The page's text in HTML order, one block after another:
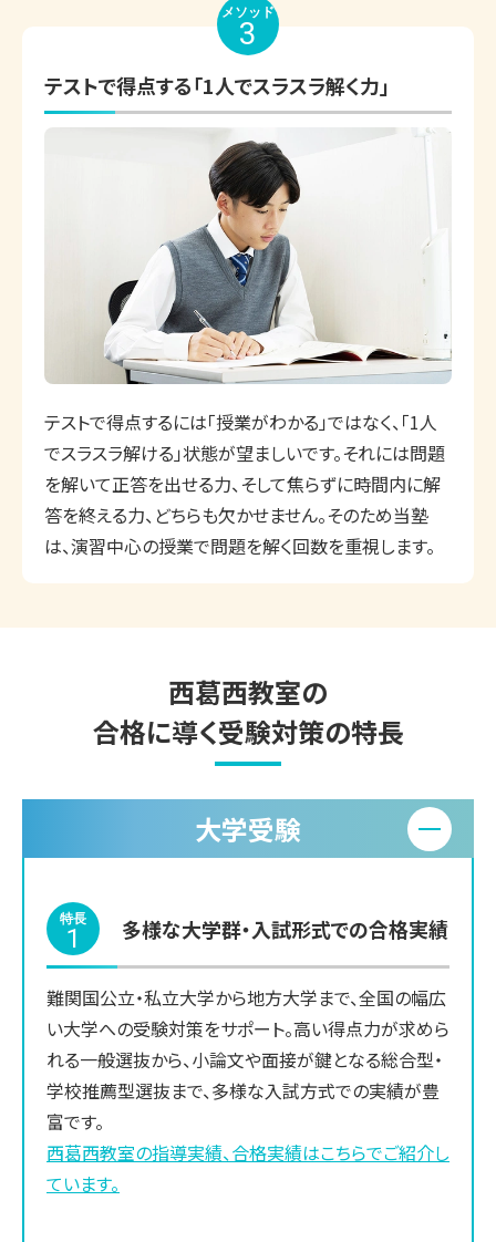
メソッド
3
テストで得点する「1人でスラスラ解く力」
テストで得点するには「授業がわかる」ではなく、「1人
でスラスラ解ける」状態が望ましいです。それには問題
を解いて正答を出せる力、そして焦らずに時間内に解
答を終える力、どちらも欠かせません。そのため当塾
は、演習中心の授業で問題を解く回数を重視します。
西葛西教室の
合格に導く受験対策の特長
大学受験
特長
1 多様な大学群・入試形式での合格実績
難関国公立・私立大学から地方大学まで、全国の幅広
い大学への受験対策をサポート。高い得点力が求めら
れる一般選抜から、小論文や面接が鍵となる総合型・
学校推薦型選抜まで、多様な入試方式での実績が豊
富です。
西葛西教室の指導実績、合格実績はこちらでご紹介し
ています。